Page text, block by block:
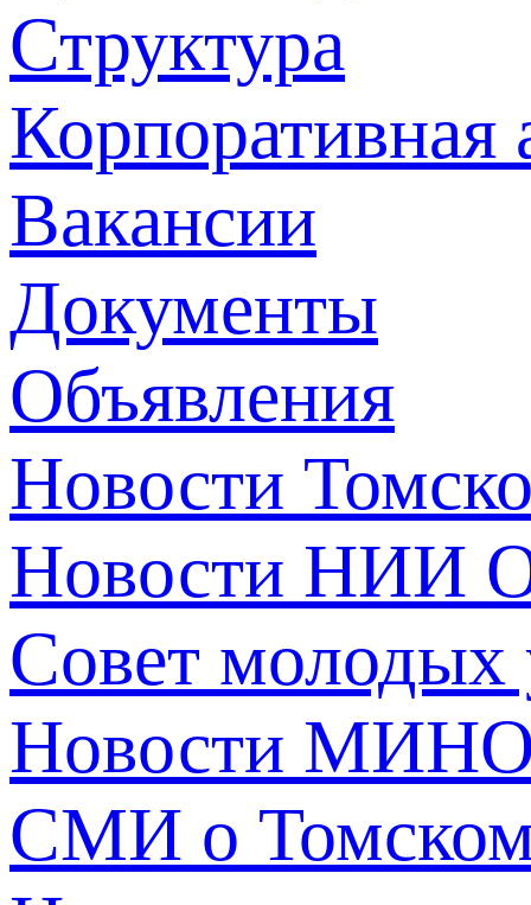
Структура
Корпоративная
Вакансии
Документы
Объявления
Новости
Новости НИИ
Совет молодых
Новости
СМИ о